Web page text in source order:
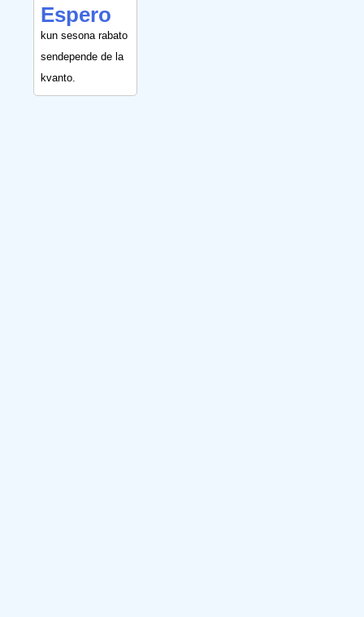
Espero
kun sesona rabato
sendepende de la
kvanto.